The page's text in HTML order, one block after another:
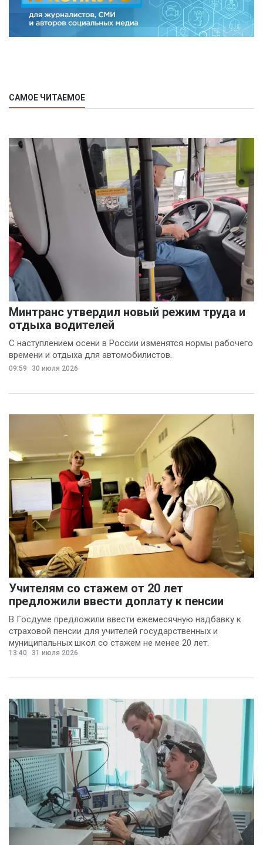
САМОЕ ЧИТАЕМОЕ
Минтранс утвердил новый режим труда и
отдыха водителей
С наступлением осени в России изменятся нормы рабочего
времени и отдыха для автомобилистов.
09:59 30 июля 2026
Учителям со стажем от 20 лет
предложили ввести доплату к пенсии
В Госдуме предложили ввести ежемесячную надбавку к
страховой пенсии для учителей государственных и
муниципальных школ со стажем не менее 20 лет.
13:40 31 июля 2026